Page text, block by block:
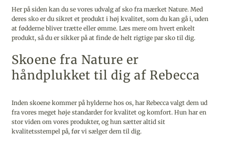
Her på siden kan du se vores udvalg af sko fra mærket Nature. Med
deres sko er du sikret et produkt i høj kvalitet, som du kan gå i, uden
at fødderne bliver trætte eller ømme. Læs mere om hvert enkelt
produkt, så du er sikker på at finde de helt rigtige par sko til dig.
Skoene fra Nature er
håndplukket til dig af Rebecca
Inden skoene kommer på hylderne hos os, har Rebecca valgt dem ud
fra vores meget høje standarder for kvalitet og komfort. Hun har en
stor viden om vores produkter, og hun sætter altid sit
kvalitetsstempel på, før vi sælger dem til dig.